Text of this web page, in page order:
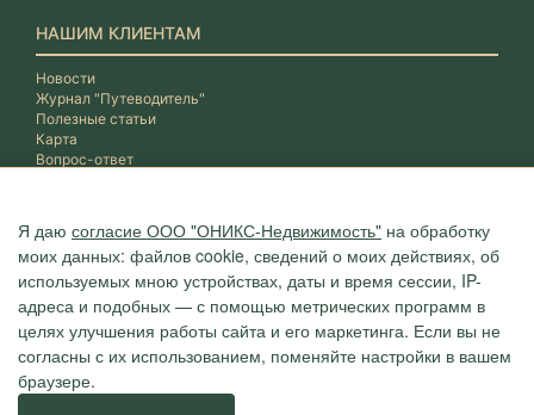
Я даю согласие ООО "ОНИКС-Недвижимость" на обработку
моих данных: файлов cookie, сведений о моих действиях, об
используемых мною устройствах, даты и время сессии, IP-
адреса и подобных — с помощью метрических программ в
целях улучшения работы сайта и его маркетинга. Если вы не
согласны с их использованием, поменяйте настройки в вашем
браузере.
НАШИМ КЛИЕНТАМ
Новости
Журнал "Путеводитель"
Полезные статьи
Карта
Вопрос-ответ